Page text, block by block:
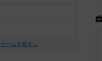
ームを探す→